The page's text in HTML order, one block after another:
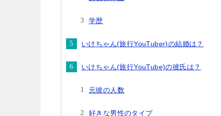
学歴
いけちゃん(旅行YouTuber)の結婚は？
いけちゃん(旅行YouTube)の彼氏は？
元彼の人数
好きな男性のタイプ